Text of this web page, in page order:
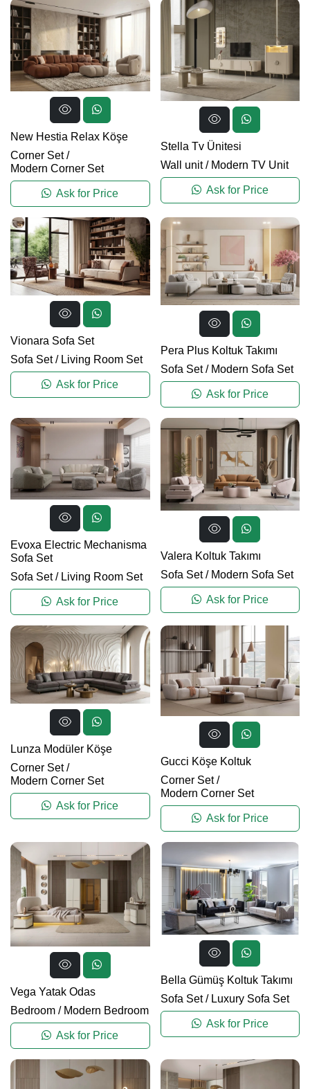
New Hestia Relax Köşe
Corner Set/
Modern Corner Set
Ask for Price
Stella Tv Ünitesi
Wall unit/ Modern TV Unit
Ask for Price
Vionara Sofa Set
Sofa Set/ Living Room Set
Ask for Price
Pera Plus Koltuk Takımı
Sofa Set/ Modern Sofa Set
Ask for Price
Evoxa Electric Mechanisma
Sofa Set
Sofa Set/ Living Room Set
Ask for Price
Valera Koltuk Takımı
Sofa Set/ Modern Sofa Set
Ask for Price
Lunza Modüler Köşe
Corner Set/
Modern Corner Set
Ask for Price
Gucci Köşe Koltuk
Corner Set/
Modern Corner Set
Ask for Price
Vega Yatak Odas
Bedroom / Modern Bedroom
Ask for Price
Bella Gümüş Koltuk Takımı
Sofa Set/ Luxury Sofa Set
Ask for Price